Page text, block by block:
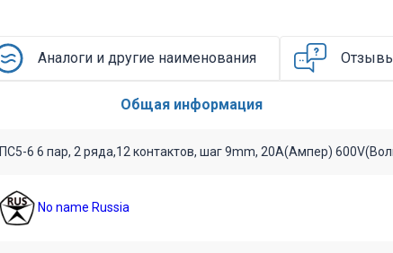
Аналоги и другие наименования
Общая информация
ПС5-6 6 пар, 2 ряда,12 контактов, шаг 9mm, 20A(Ампер)
No name Russia